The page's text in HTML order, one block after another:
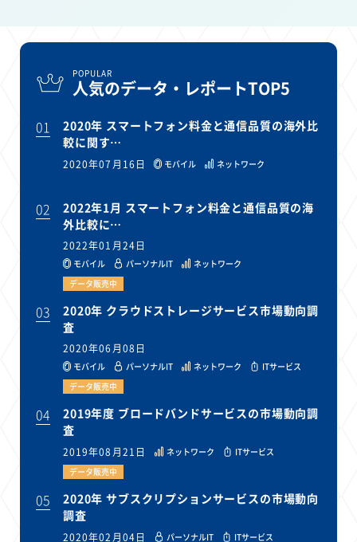
POPULAR
人気のデータ・レポートTOP5
01
2020年 スマートフォン料金と通信品質の海外比
較に関す…
2020年07月16日 モバイル ネットワーク
02
2022年1月 スマートフォン料金と通信品質の海
外比較に…
2022年01月24日
モバイル パーソナルIT
ネットワーク
データ販売中
03
2020年 クラウドストレージサービス市場動向調
査
2020年06月08日
モバイル パーソナルIT ネットワーク
ITサービス
データ販売中
04
2019年度 ブロードバンドサービスの市場動向調
査
2019年08月21日 ネットワーク
ITサービス
データ販売中
05
2020年 サブスクリプションサービスの市場動向
調査
2020年02月04日 パーソナルIT
ITサービス